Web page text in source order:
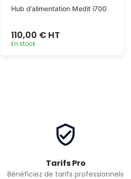
Hub d’alimentation Medit i700
110,00 € HT
En stock
Tarifs Pro
Bénéficiez de tarifs professionnels